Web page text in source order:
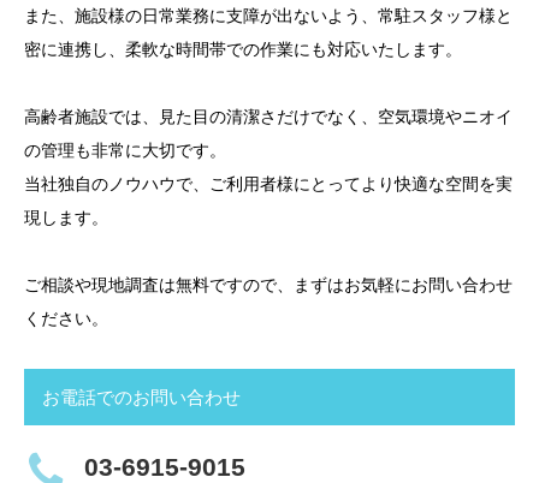
また、施設様の日常業務に支障が出ないよう、常駐スタッフ様と
密に連携し、柔軟な時間帯での作業にも対応いたします。
高齢者施設では、見た目の清潔さだけでなく、空気環境やニオイ
の管理も非常に大切です。
当社独自のノウハウで、ご利用者様にとってより快適な空間を実
現します。
ご相談や現地調査は無料ですので、まずはお気軽にお問い合わせ
ください。
お電話でのお問い合わせ
03-6915-9015